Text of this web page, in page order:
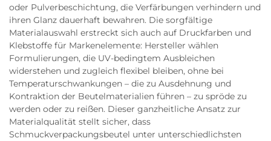
oder Pulverbeschichtung, die Verfärbungen verhindern und
ihren Glanz dauerhaft bewahren. Die sorgfältige
Materialauswahl erstreckt sich auch auf Druckfarben und
Klebstoffe für Markenelemente: Hersteller wählen
Formulierungen, die UV-bedingtem Ausbleichen
widerstehen und zugleich flexibel bleiben, ohne bei
Temperaturschwankungen – die zu Ausdehnung und
Kontraktion der Beutelmaterialien führen – zu spröde zu
werden oder zu reißen. Dieser ganzheitliche Ansatz zur
Materialqualität stellt sicher, dass
Schmuckverpackungsbeutel unter unterschiedlichsten